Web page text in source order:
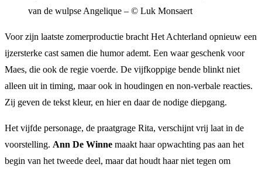
van de wulpse Angelique – © Luk Monsaert
Voor zijn laatste zomerproductie bracht Het Achterland opnieuw een
ijzersterke cast samen die humor ademt. Een waar geschenk voor
Maes, die ook de regie voerde. De vijfkoppige bende blinkt niet
alleen uit in timing, maar ook in houdingen en non-verbale reacties.
Zij geven de tekst kleur, en hier en daar de nodige diepgang.
Het vijfde personage, de praatgrage Rita, verschijnt vrij laat in de
voorstelling. Ann De Winne maakt haar opwachting pas aan het
begin van het tweede deel, maar dat houdt haar niet tegen om